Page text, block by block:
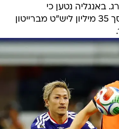
באנגליה נטען כי
התרנגולים דחו הצעה בסך 35 מיליון ליש"ט מברייטון